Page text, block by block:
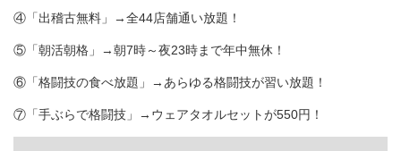
④「出稽古無料」→全44店舗通い放題！
⑤「朝活朝格」→朝7時～夜23時まで年中無休！
⑥「格闘技の食べ放題」→あらゆる格闘技が習い放題！
⑦「手ぶらで格闘技」→ウェアタオルセットが550円！